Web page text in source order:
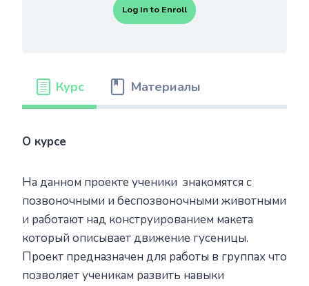
Log In to Enroll
Курс Материалы
О курсе
На данном проекте ученики знакомятся с
позвоночными и беспозвоночными животными
и работают над конструированием макета
который описывает движение гусеницы.
Проект предназначен для работы в группах что
позволяет ученикам развить навыки